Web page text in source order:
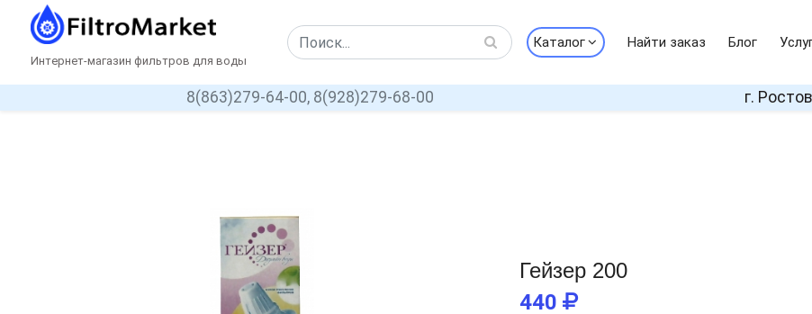
Интернет-магазин фильтров для воды
Каталог Найти заказ Блог
8(863)279-64-00, 8(928)279-68-00 г.
Гейзер 200
440